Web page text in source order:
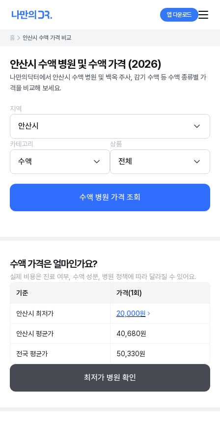
앱 다운로드
홈 안산시 수액 가격 비교
안산시 수액 병원 및 수액 가격 (2026)
나만의닥터에서 안산시 수액 병원 및 백옥 주사, 감기 수액 등 수액 종류별 가
격을 비교해 보세요.
지역
안산시
카테고리
수액
상품
전체
수액 병원 가격 조회
수액 가격은 얼마인가요?
실제 비용은 진료 여부, 수액 성분, 병원 정책에 따라 달라질 수 있어요.
기준 가격(1회)
안산시 최저가 20,000원
안산시 평균가 40,680원
전국 평균가 50,330원
최저가 병원 확인